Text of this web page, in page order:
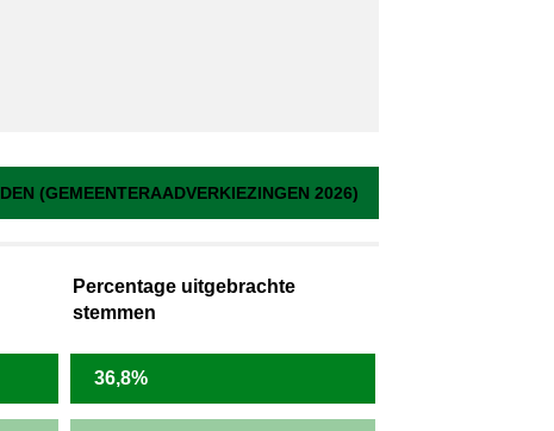
(GEMEENTERAADVERKIEZINGEN 2026)
Percentage uitgebrachte
stemmen
36,8%